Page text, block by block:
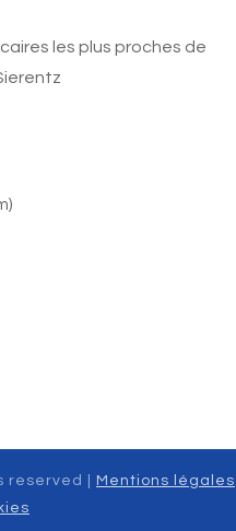
les plus proches de
reserved |
Mentions légales